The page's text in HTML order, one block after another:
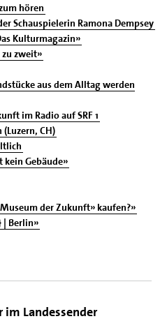
hören
Schauspielerin Ramona Dempsey
Kulturmagazin»
zweit»
aus dem Alltag werden
im Radio auf SRF 1
CH)
kein Gebäude»
der Zukunft» kaufen?»
| Berlin»
im Landessender